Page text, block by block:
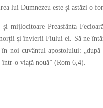
lui Dumnezeu este și astăzi o
mijlocitoare Preasfânta
și învierii Fiului ei. Să ne
în noi cuvântul apostolului:
o viață nouă” (Rom 6,4).